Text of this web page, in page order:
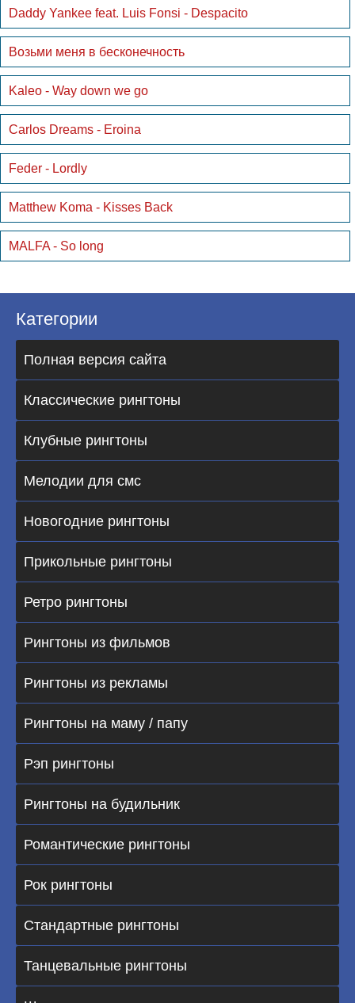
Daddy Yankee feat. Luis Fonsi - Despacito
Возьми меня в бесконечность
Kaleo - Way down we go
Carlos Dreams - Eroina
Feder - Lordly
Matthew Koma - Kisses Back
MALFA - So long
Категории
Полная версия сайта
Классические рингтоны
Клубные рингтоны
Мелодии для смс
Новогодние рингтоны
Прикольные рингтоны
Ретро рингтоны
Рингтоны из фильмов
Рингтоны из рекламы
Рингтоны на маму / папу
Рэп рингтоны
Рингтоны на будильник
Романтические рингтоны
Рок рингтоны
Стандартные рингтоны
Танцевальные рингтоны